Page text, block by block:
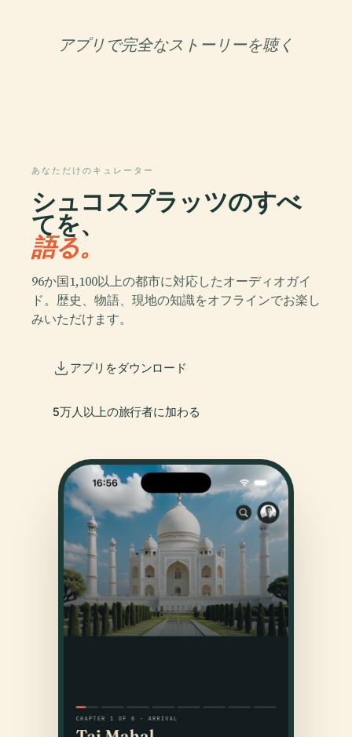
アプリで完全なストーリーを聴く
あなただけのキュレーター
シュコスプラッツのすべ
てを、
語る。
96か国1,100以上の都市に対応したオーディオガイ
ド。歴史、物語、現地の知識をオフラインでお楽し
みいただけます。
アプリをダウンロード
5万人以上の旅行者に加わる